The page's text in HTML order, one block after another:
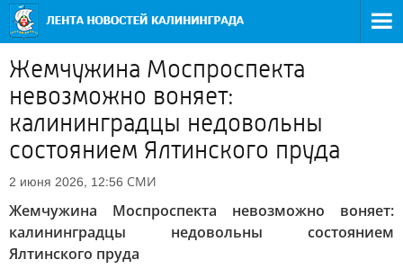
Жемчужина Моспроспекта
невозможно воняет:
калининградцы недовольны
состоянием Ялтинского пруда
2 июня 2026, 12:56 СМИ
Жемчужина Моспроспекта невозможно воняет:
калининградцы недовольны состоянием
Ялтинского пруда